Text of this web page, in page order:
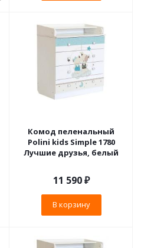
Комод пеленальный
Polini kids Simple 1780
Лучшие друзья, белый
11 590₽
В корзину